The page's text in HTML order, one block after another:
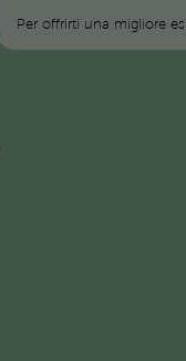
Per offrirti una migliore